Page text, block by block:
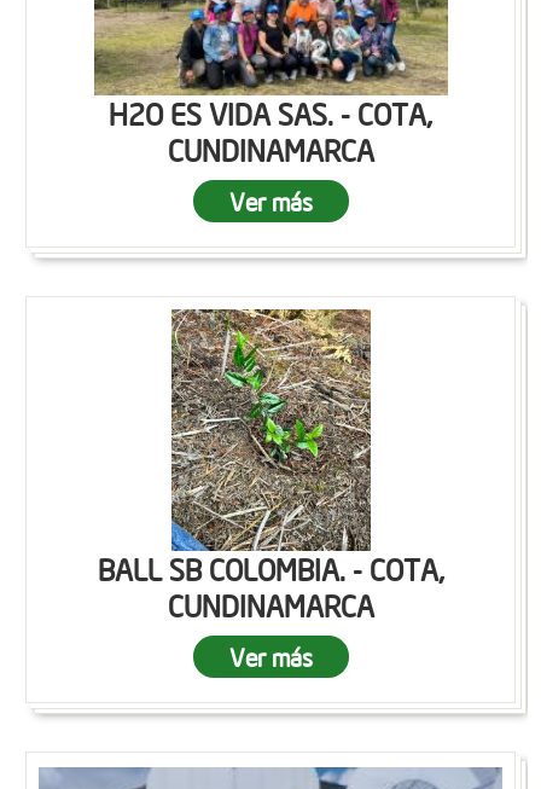
H2O ES VIDA SAS. - COTA,
CUNDINAMARCA
Ver más
BALL SB COLOMBIA. - COTA,
CUNDINAMARCA
Ver más